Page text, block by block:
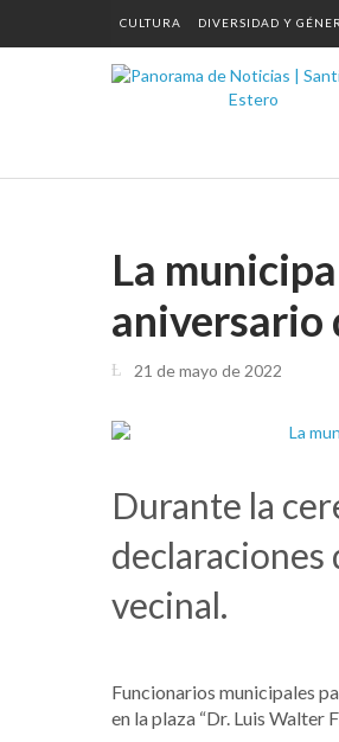
CULTURA DIVERSIDAD Y
La
aniversario
21 de mayo de 2022
Durante la
vecinal.
Funcionarios municipales
en la plaza “Dr. Luis Walter